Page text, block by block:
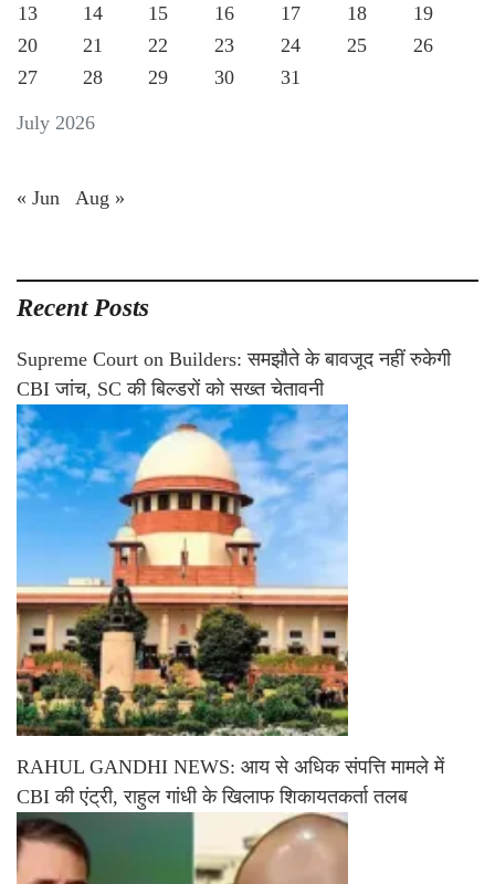
July 2026
13
14 15 16 17 18
19
20
21 22 23 24 25
26
27
28 29 30 31
« Jun Aug »
Recent Posts
Supreme Court on Builders: समझौते के बावजूद नहीं रुकेगी
CBI जांच, SC की बिल्डरों को सख्त चेतावनी
RAHUL GANDHI NEWS: आय से अधिक संपत्ति मामले में
CBI की एंट्री, राहुल गांधी के खिलाफ शिकायतकर्ता तलब